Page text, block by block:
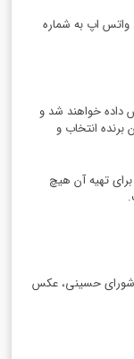
واتس اپ به شماره
داده خواهند شد و
انتخاب و
تهیه آن هیچ
اگوست با ۲۸ مرداد و عاشورای حسینی، عکس